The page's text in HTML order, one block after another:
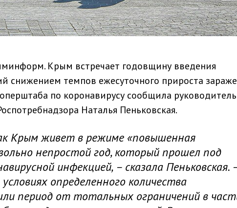
Крым встречает годовщину введения
снижением темпов ежесуточного прироста
по коронавирусу сообщила руководитель
Наталья Пеньковская.
Крым живет в режиме «повышенная
непростой год, который прошел под
инфекцией, – сказала Пеньковская.
определенного количества
период от тотальных ограничений в